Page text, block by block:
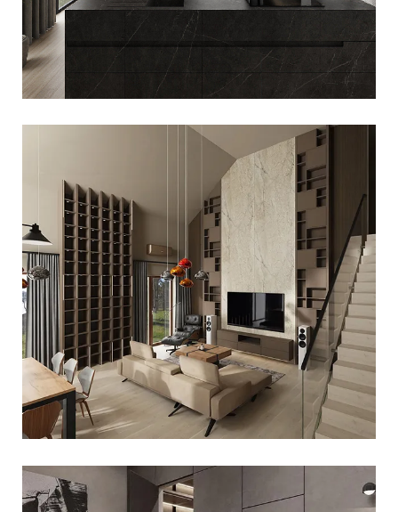
DOM JEDNORODZINNY –
OKOLICE ŁODZI
DOM JEDNORODZINNY W
ŁODZI